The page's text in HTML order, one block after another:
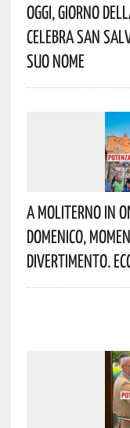
Oggi, Giorno
Celebra San
Suo Nome
A Moliterno In
Domenico,
Divertimento.